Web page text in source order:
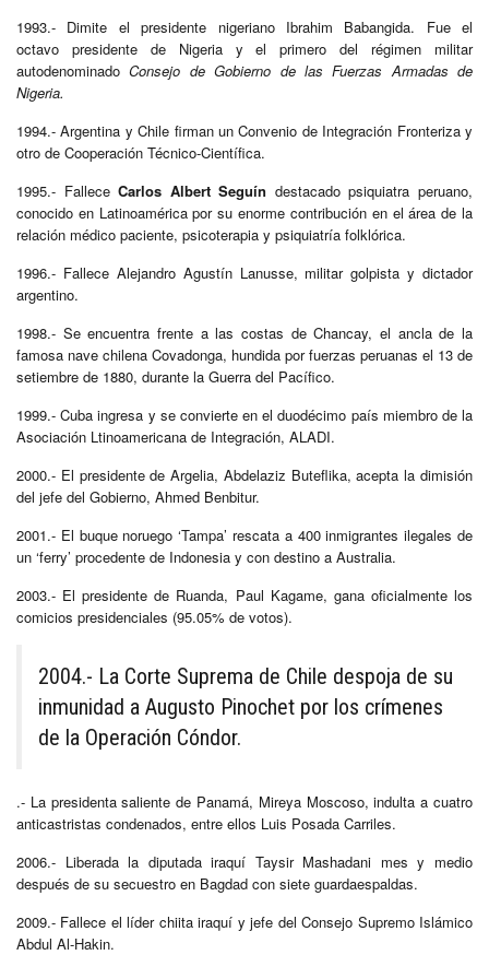
1993.- Dimite el presidente nigeriano Ibrahim Babangida. Fue el
octavo presidente de Nigeria y el primero del régimen militar
autodenominadoConsejo de Gobierno de las Fuerzas Armadas de
Nigeria.
1994.- Argentina y Chile firman un Convenio de Integración Fronteriza y
otro de Cooperación Técnico-Científica.
1995.- FalleceCarlos Albert Seguín destacado psiquiatra peruano,
conocido en Latinoamérica por su enorme contribución en el área de la
relación médico paciente, psicoterapia y psiquiatría folklórica.
1996.- Fallece Alejandro Agustín Lanusse, militar golpista y dictador
argentino.
1998.- Se encuentra frente a las costas de Chancay, el ancla de la
famosa nave chilena Covadonga, hundida por fuerzas peruanas el 13 de
setiembre de 1880, durante la Guerra del Pacífico.
1999.- Cuba ingresa y se convierte en el duodécimo país miembro de la
Asociación Ltinoamericana de Integración, ALADI.
2000.- El presidente de Argelia, Abdelaziz Buteflika, acepta la dimisión
del jefe del Gobierno, Ahmed Benbitur.
2001.- El buque noruego ‘Tampa’ rescata a 400 inmigrantes ilegales de
un ‘ferry’ procedente de Indonesia y con destino a Australia.
2003.- El presidente de Ruanda, Paul Kagame, gana oficialmente los
comicios presidenciales (95.05% de votos).
2004.- La Corte Suprema de Chile despoja de su
inmunidad a Augusto Pinochet por los crímenes
de la Operación Cóndor.
.- La presidenta saliente de Panamá, Mireya Moscoso, indulta a cuatro
anticastristas condenados, entre ellos Luis Posada Carriles.
2006.- Liberada la diputada iraquí Taysir Mashadani mes y medio
después de su secuestro en Bagdad con siete guardaespaldas.
2009.- Fallece el líder chiita iraquí y jefe del Consejo Supremo Islámico
Abdul Al-Hakin.